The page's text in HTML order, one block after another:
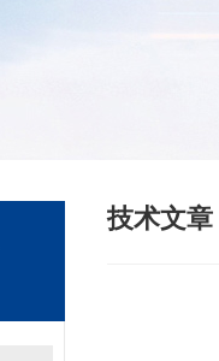
技术文章